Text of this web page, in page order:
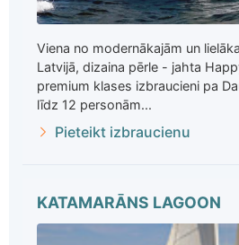
Viena no modernākajām un
Latvijā, dizaina pērle - jahta
premium klases izbraucieni pa
līdz 12 personām...
Pieteikt izbraucienu
KATAMARĀNS LAGOON